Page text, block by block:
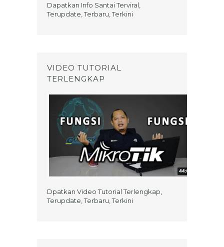
Dapatkan Info Santai Terviral,
Terupdate, Terbaru, Terkini
VIDEO TUTORIAL
TERLENGKAP
Dpatkan Video Tutorial Terlengkap,
Terupdate, Terbaru, Terkini